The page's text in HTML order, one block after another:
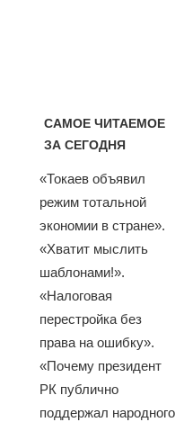
САМОЕ ЧИТАЕМОЕ
ЗА СЕГОДНЯ
«Токаев объявил
режим тотальной
экономии в стране».
«Хватит мыслить
шаблонами!».
«Налоговая
перестройка без
права на ошибку».
«Почему президент
РК публично
поддержал народного